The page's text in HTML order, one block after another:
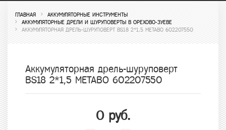
ГЛАВНАЯ
АККУМУЛЯТОРНЫЕ ИНСТРУМЕНТЫ
АККУМУЛЯТОРНЫЕ ДРЕЛИ И ШУРУПОВЕРТЫ В ОРЕХОВО-ЗУЕВЕ
АККУМУЛЯТОРНАЯ ДРЕЛЬ-ШУРУПОВЕРТ BS18 2*1,5 METABO 602207550
Аккумуляторная дрель-шуруповерт
BS18 2*1,5 METABO 602207550
0 руб.